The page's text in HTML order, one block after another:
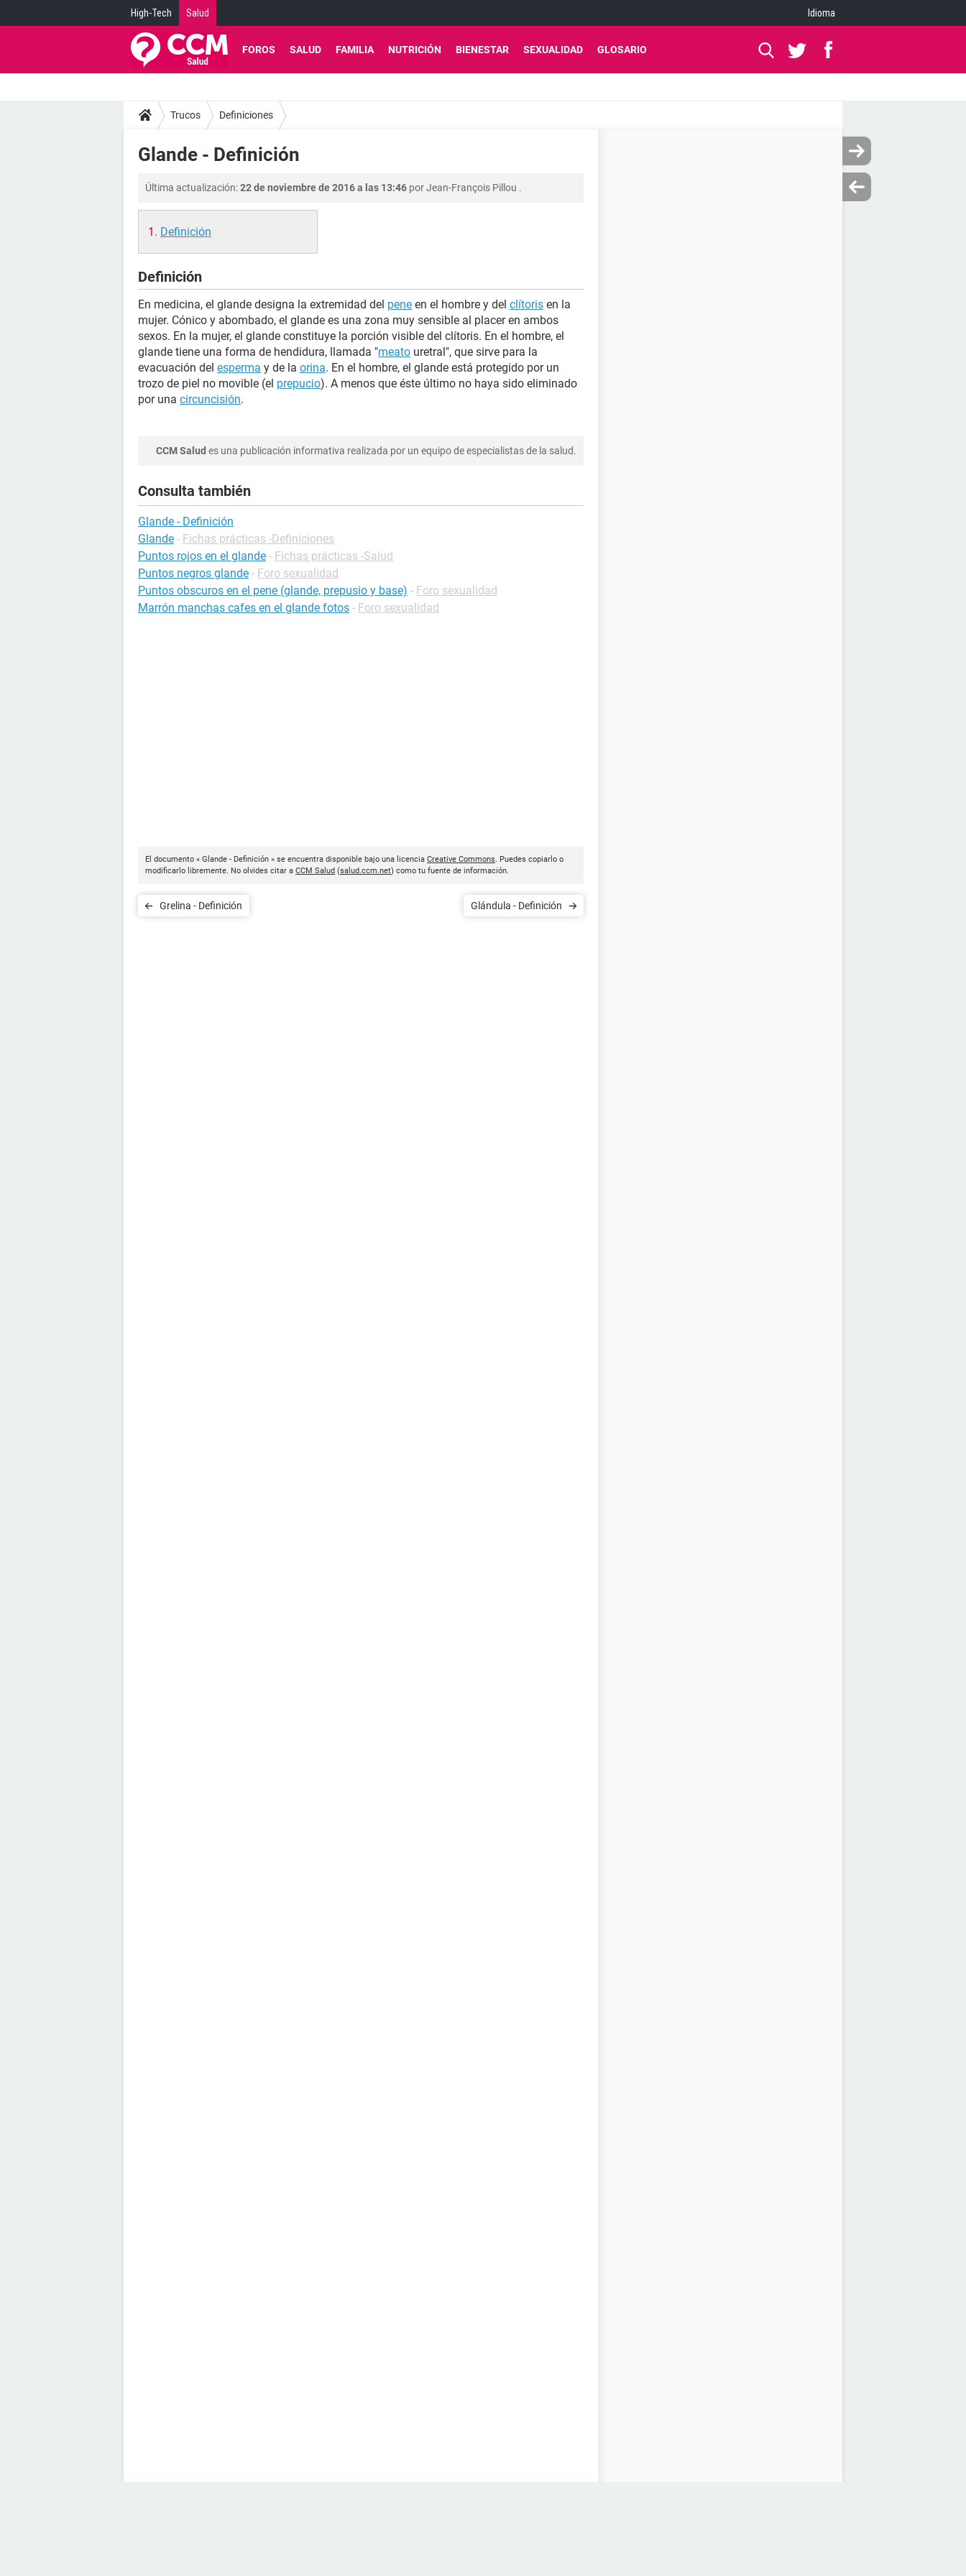
High-Tech Salud Idioma
FOROS SALUD FAMILIA NUTRICIÓN BIENESTAR SEXUALIDAD GLOSARIO
Trucos Definiciones
Glande - Definición
Última actualización:22 de noviembre de 2016 a las 13:46 porJean-François Pillou .
Definición
Definición
En medicina, el glande designa la extremidad del pene en el hombre y del clítoris en la
mujer. Cónico y abombado, el glande es una zona muy sensible al placer en ambos
sexos. En la mujer, el glande constituye la porción visible del clítoris. En el hombre, el
glande tiene una forma de hendidura, llamada "meato uretral", que sirve para la
evacuación del esperma y de la orina. En el hombre, el glande está protegido por un
trozo de piel no movible (el prepucio). A menos que éste último no haya sido eliminado
por una circuncisión.
CCM Salud es una publicación informativa realizada por un equipo de especialistas de la salud.
Consulta también
Glande - Definición
Glande - Fichas prácticas -Definiciones
Puntos rojos en el glande - Fichas prácticas -Salud
Puntos negros glande - Foro sexualidad
Puntos obscuros en el pene (glande, prepusio y base) - Foro sexualidad
Marrón manchas cafes en el glande fotos - Foro sexualidad
El documento « Glande - Definición » se encuentra disponible bajo una licencia Creative Commons. Puedes copiarlo o
modificarlo libremente. No olvides citar a CCM Salud (salud.ccm.net) como tu fuente de información.
Grelina - Definición Glándula - Definición